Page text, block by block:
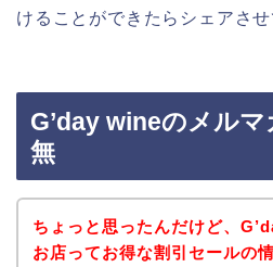
けることができたらシェアさ
G’day wineのメル
無
ちょっと思ったんだけど、
お店ってお得な割引セールの